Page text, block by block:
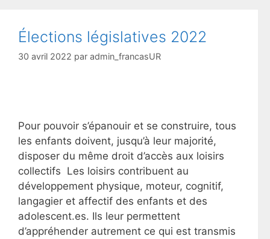
Élections législatives 2022
30 avril 2022 par admin_francasUR
Pour pouvoir s’épanouir et se construire, tous
les enfants doivent, jusqu’à leur majorité,
disposer du même droit d’accès aux loisirs
collectifs Les loisirs contribuent au
développement physique, moteur, cognitif,
langagier et affectif des enfants et des
adolescent.es. Ils leur permettent
d’appréhender autrement ce qui est transmis